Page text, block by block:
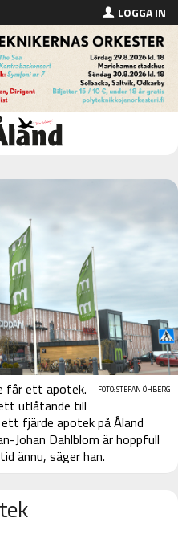
LOGGA IN
FOTO: STEFAN ÖHBERG
får ett apotek.
utlåtande till
fjärde apotek på Åland
Johan Dahlblom är hoppfull
ännu, säger han.